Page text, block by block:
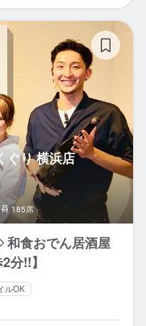
ぐり 横浜店
185席
食おでん居酒屋
分!!】
ルOK